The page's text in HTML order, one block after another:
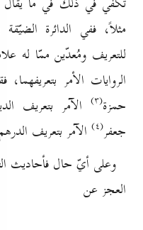
مثلاً، ففي الدائرة
للتعريف ومُعدّين ممّا
الروايات الأمر
حمزة(۳)
الآمر بتعريف
جعفر(٤)
الآمر بتعريف
وعلى أيّ حال فأحاديث
العجز عن